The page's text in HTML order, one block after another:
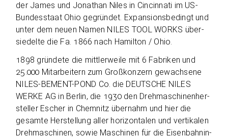
der James und Jona­than Niles in Cin­cin­nati im US-
Bun­des­staat Ohio gegrün­det. Expan­si­ons­be­dingt und
unter dem neuen Namen NILES TOOL WORKS über­
sie­delte die Fa. 1866 nach Hamil­ton / Ohio.
1898 grün­dete die mitt­ler­weile mit 6 Fabri­ken und
25.000 Mit­ar­bei­tern zum Groß­kon­zern gewach­sene
NILES-BEMENT-POND Co. die DEUTSCHE NILES
WERKE AG in Ber­lin, die 1930 den Dreh­ma­schi­nen­her­
stel­ler Escher in Chem­nitz über­nahm und hier die
gesamte Her­stel­lung aller hori­zon­ta­len und ver­ti­ka­len
Dreh­ma­schi­nen, sowie Maschi­nen für die Eisen­bahn­in­